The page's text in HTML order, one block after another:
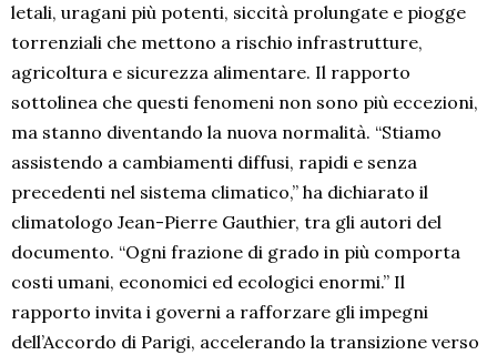
letali, uragani più potenti, siccità prolungate e piogge
torrenziali che mettono a rischio infrastrutture,
agricoltura e sicurezza alimentare. Il rapporto
sottolinea che questi fenomeni non sono più eccezioni,
ma stanno diventando la nuova normalità. “Stiamo
assistendo a cambiamenti diffusi, rapidi e senza
precedenti nel sistema climatico,” ha dichiarato il
climatologo Jean-Pierre Gauthier, tra gli autori del
documento. “Ogni frazione di grado in più comporta
costi umani, economici ed ecologici enormi.” Il
rapporto invita i governi a rafforzare gli impegni
dell’Accordo di Parigi, accelerando la transizione verso